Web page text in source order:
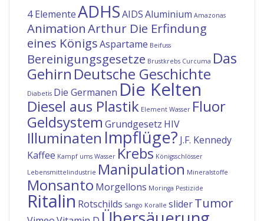
4 ElementeADHSAIDSAluminium Amazonas
AnimationArthur Die Erfindung
eines KönigsAspartame Beifuss
Bereinigungsgesetze Brustkrebs Curcuma Das
Gehirn Deutsche Geschichte
Diabetis Die Germanen Die Kelten
Diesel aus Plastik Element Wasser Fluor
Geldsystem Grundgesetz HIV
Illuminaten Impflüge? J.F. Kennedy
Kaffee Kampf ums Wasser Krebs Königsschlösser
Lebensmittelindustrie Manipulation Mineralstoffe
Monsanto Morgellons Moringa Pestizide
Ritalin Rotschilds Sango Koralle sliderTumor